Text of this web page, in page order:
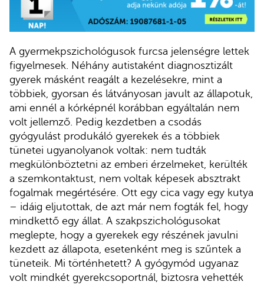
A gyermekpszichológusok furcsa jelenségre lettek
figyelmesek. Néhány autistaként diagnosztizált
gyerek másként reagált a kezelésekre, mint a
többiek, gyorsan és látványosan javult az állapotuk,
ami ennél a kórképnél korábban egyáltalán nem
volt jellemző. Pedig kezdetben a csodás
gyógyulást produkáló gyerekek és a többiek
tünetei ugyanolyanok voltak: nem tudták
megkülönböztetni az emberi érzelmeket, kerülték
a szemkontaktust, nem voltak képesek absztrakt
fogalmak megértésére. Ott egy cica vagy egy kutya
– idáig eljutottak, de azt már nem fogták fel, hogy
mindkettő egy állat. A szakpszichológusokat
meglepte, hogy a gyerekek egy részének javulni
kezdett az állapota, esetenként meg is szűntek a
tüneteik. Mi történhetett? A gyógymód ugyanaz
volt mindkét gyerekcsoportnál, biztosra vehették